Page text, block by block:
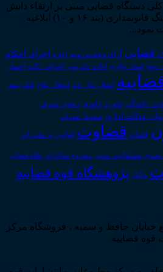
دستگاه قضایی مبنی بر ارتقاء دانش
حقوقی جامعه و ترویج فرهنگ قانونمداری (بند ۱۶ و ۱۰) ابلاغیه
قضایی آرای وحدت رویه اجاره اجرای احکام
اسناد_تجاری اعاده_دادرسی اعتراض_ثالث اعسار
انتقال_مال_غیر انحلال_نکاح بانک بیمه
خلع_ید داوری دعاوی_تصرف
عدالت اداری سقوط_تعهدات
قضات قضاوت قوانین_و_مقررات
مسئولیت_مدنی مشروح مذاکرات نظام قضایی
وکیل پژوهشگاه قوه قضاییه
خیابان حافظ و سمیه ، فروشگاه مرکز
قوه قضاییه